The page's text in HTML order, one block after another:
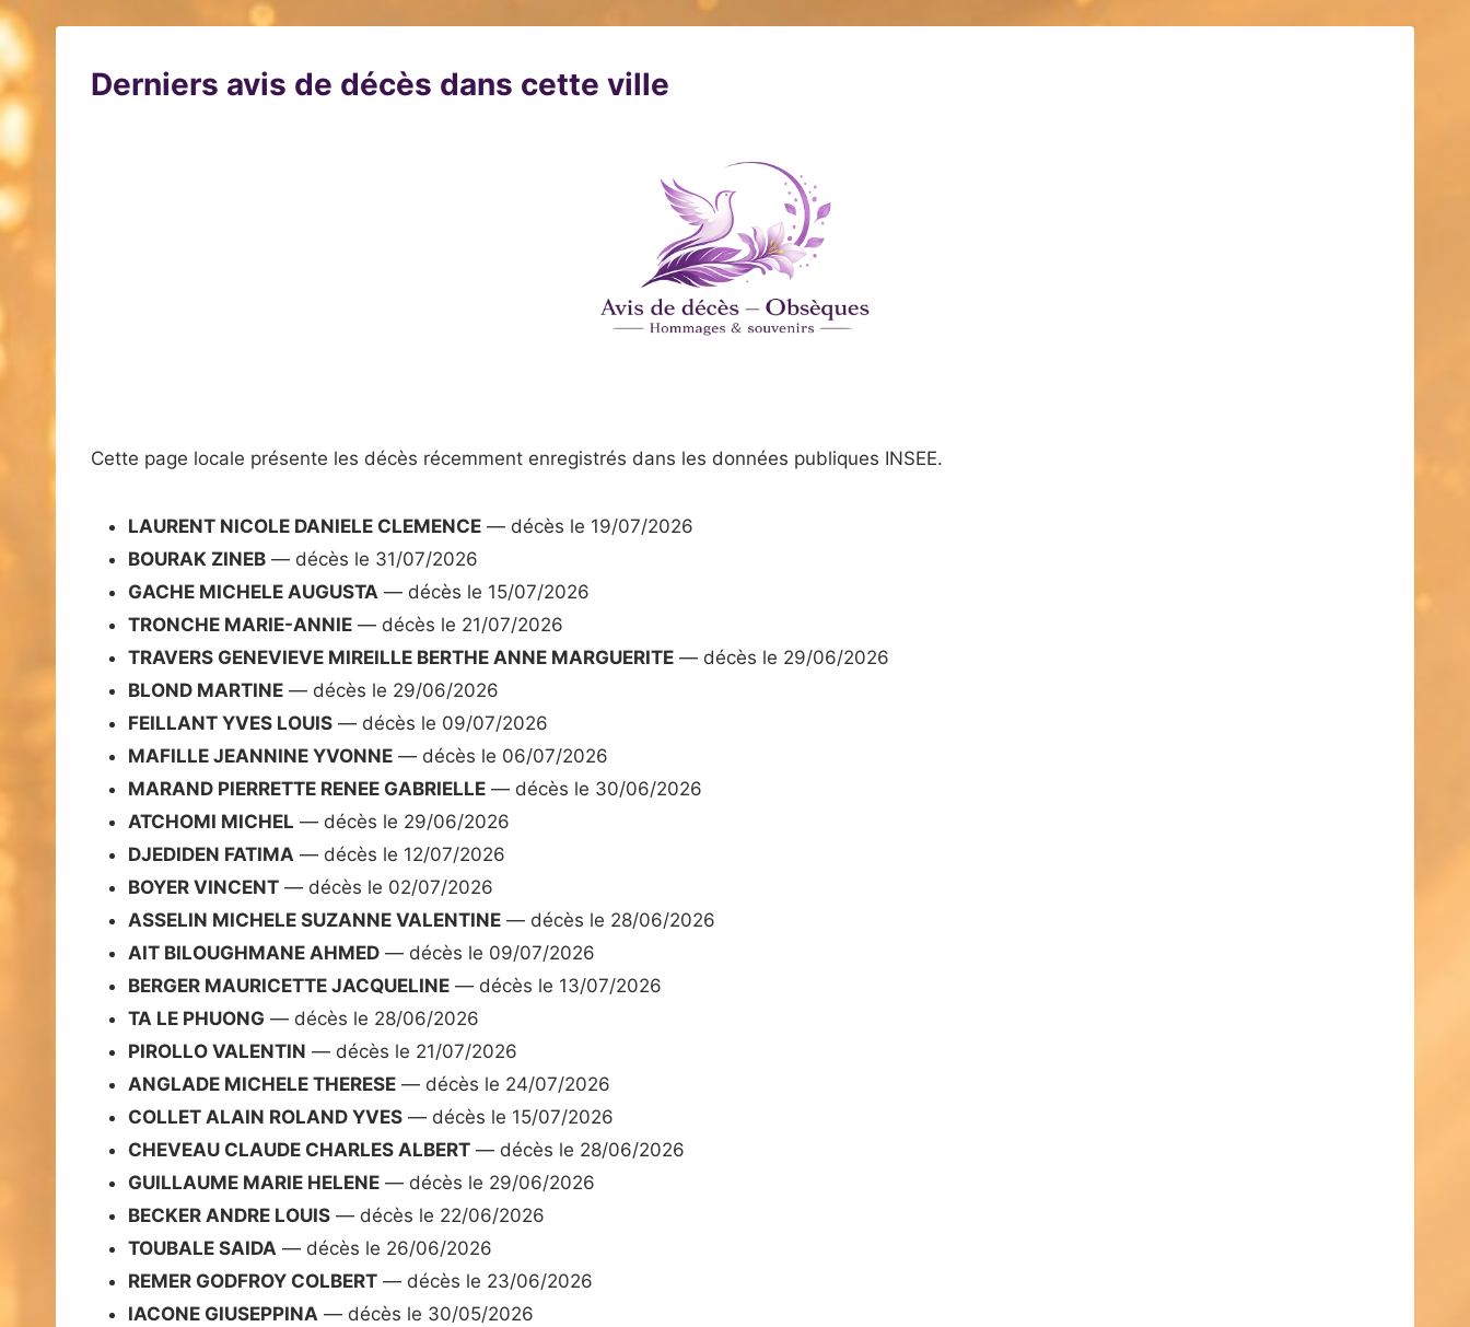
Derniers avis de décès dans cette ville
Cette page locale présente les décès récemment enregistrés dans les données publiques INSEE.
LAURENT NICOLE DANIELE CLEMENCE — décès le 19/07/2026
BOURAK ZINEB — décès le 31/07/2026
GACHE MICHELE AUGUSTA — décès le 15/07/2026
TRONCHE MARIE-ANNIE — décès le 21/07/2026
TRAVERS GENEVIEVE MIREILLE BERTHE ANNE MARGUERITE — décès le 29/06/2026
BLOND MARTINE — décès le 29/06/2026
FEILLANT YVES LOUIS — décès le 09/07/2026
MAFILLE JEANNINE YVONNE — décès le 06/07/2026
MARAND PIERRETTE RENEE GABRIELLE — décès le 30/06/2026
ATCHOMI MICHEL — décès le 29/06/2026
DJEDIDEN FATIMA — décès le 12/07/2026
BOYER VINCENT — décès le 02/07/2026
ASSELIN MICHELE SUZANNE VALENTINE — décès le 28/06/2026
AIT BILOUGHMANE AHMED — décès le 09/07/2026
BERGER MAURICETTE JACQUELINE — décès le 13/07/2026
TA LE PHUONG — décès le 28/06/2026
PIROLLO VALENTIN — décès le 21/07/2026
ANGLADE MICHELE THERESE — décès le 24/07/2026
COLLET ALAIN ROLAND YVES — décès le 15/07/2026
CHEVEAU CLAUDE CHARLES ALBERT — décès le 28/06/2026
GUILLAUME MARIE HELENE — décès le 29/06/2026
BECKER ANDRE LOUIS — décès le 22/06/2026
TOUBALE SAIDA — décès le 26/06/2026
REMER GODFROY COLBERT — décès le 23/06/2026
IACONE GIUSEPPINA — décès le 30/05/2026